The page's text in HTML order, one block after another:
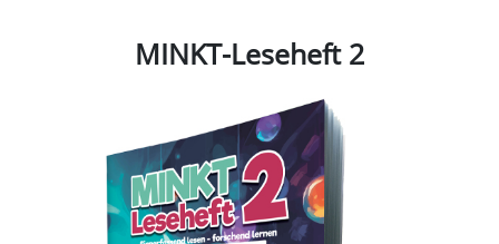
selbst neue Konzepte erschließen zu können. In diesem
MINKT-Herausforderungen zu diesen Themen:• Materie:
fest, flüssig oder gasförmig • Materie verändern: schmelzen,
gefrieren und mischen• Schwimmen oder sinken?•
Experimente mit Luft• Brücken bauenWir empfehlen dieses
Heft ab dem 2. Semester der 1. Klasse oder ab der 2. Klasse,
je nach Lesevermögen Ihrer Schüler:innen.Einen kurzen
MINKT-Leseheft 2